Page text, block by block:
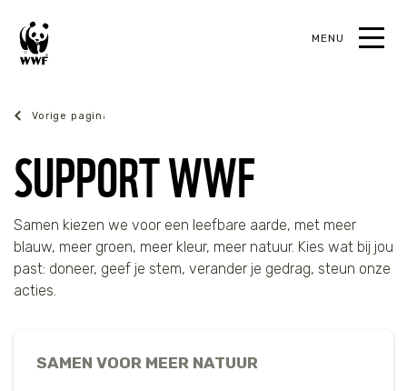
MENU
SUPPORT WWF
Samen kiezen we voor een leefbare aarde, met meer
blauw, meer groen, meer kleur, meer natuur. Kies wat bij jou
past: doneer, geef je stem, verander je gedrag, steun onze
acties.
SAMEN VOOR MEER NATUUR
Wat we doen
Onze focus
Kom in actie
Met tijd
Bedreigde dieren
Dolfijn
Jeugd
Sluit je aan
Webshop
Koopjeshoek